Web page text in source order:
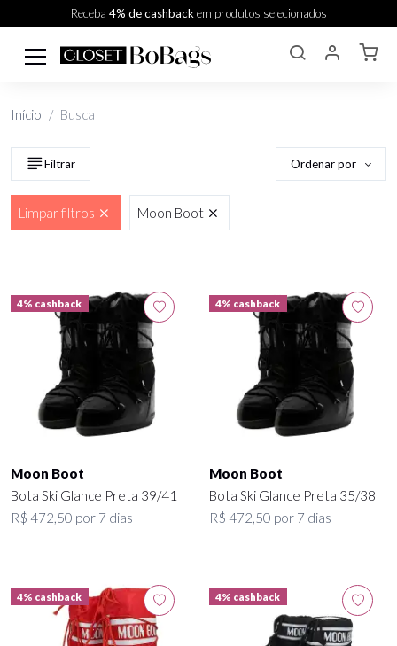
Receba 4% de cashbackem produtos selecionados
Início Busca
Filtrar Ordenar por
Limpar filtros Moon Boot
4% cashback
Moon Boot
Bota Ski Glance Preta 39/41
R$ 472,50 por 7 dias
4% cashback
Moon Boot
Bota Ski Glance Preta 35/38
R$ 472,50 por 7 dias
4% cashback 4% cashback